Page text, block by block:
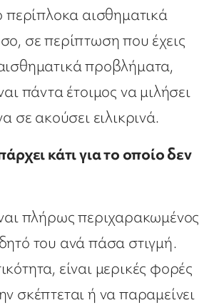
περίπλοκα αισθηματικά
σε περίπτωση που έχεις
προβλήματα,
πάντα έτοιμος να μιλήσει
σε ακούσει ειλικρινά.
κάτι για το οποίο δεν
πλήρως περιχαρακωμένος
του ανά πάσα στιγμή.
είναι μερικές φορές
σκέπτεται ή να παραμείνει